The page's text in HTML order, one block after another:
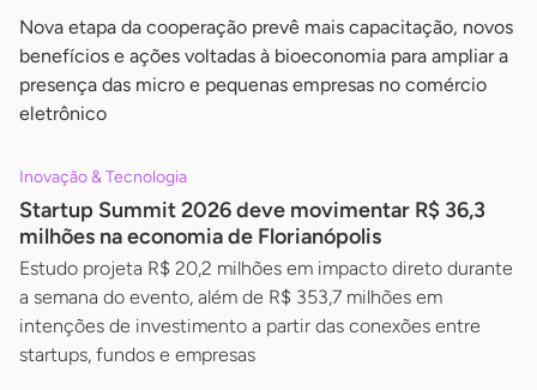
Nova etapa da cooperação prevê mais capacitação, novos
benefícios e ações voltadas à bioeconomia para ampliar a
presença das micro e pequenas empresas no comércio
eletrônico
Inovação & Tecnologia
Startup Summit 2026 deve movimentar R$ 36,3
milhões na economia de Florianópolis
Estudo projeta R$ 20,2 milhões em impacto direto durante
a semana do evento, além de R$ 353,7 milhões em
intenções de investimento a partir das conexões entre
startups, fundos e empresas